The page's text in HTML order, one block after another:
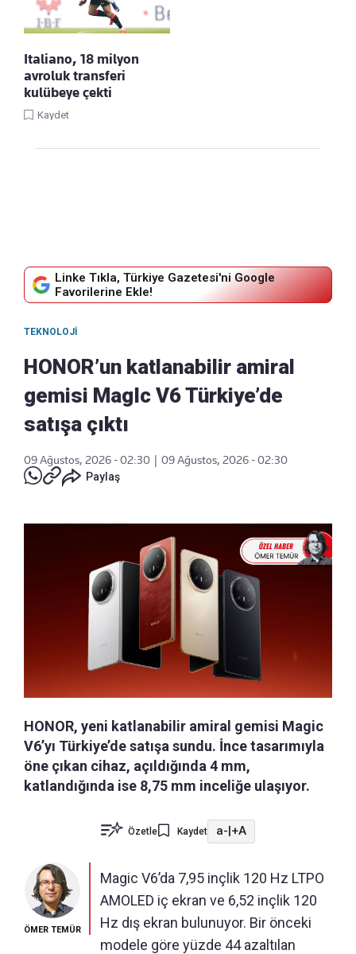
Italiano, 18 milyon
avroluk transferi
kulübeye çekti
Kaydet
Linke Tıkla, Türkiye Gazetesi'ni Google
Favorilerine Ekle!
TEKNOLOJI
HONOR’un katlanabilir amiral
gemisi MagIc V6 Türkiye’de
satışa çıktı
09 Ağustos, 2026 - 02:30
09 Ağustos, 2026 - 02:30
Paylaş
HONOR, yeni katlanabilir amiral gemisi Magic
V6’yı Türkiye’de satışa sundu. İnce tasarımıyla
öne çıkan cihaz, açıldığında 4 mm,
katlandığında ise 8,75 mm inceliğe ulaşıyor.
Özetle Kaydet a-|+A
ÖMER TEMÜR
Magic V6’da 7,95 inçlik 120 Hz LTPO
AMOLED iç ekran ve 6,52 inçlik 120
Hz dış ekran bulunuyor. Bir önceki
modele göre yüzde 44 azaltılan